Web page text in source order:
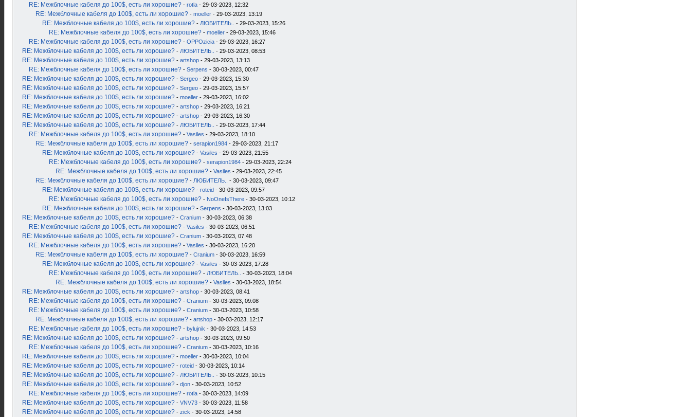
RE: Межблочные кабеля до 100$, есть ли хорошие? - rotla - 29-03-2023, 12:32
RE: Межблочные кабеля до 100$, есть ли хорошие? - moeller - 29-03-2023, 13:19
RE: Межблочные кабеля до 100$, есть ли хорошие? - ЛЮБИТЕЛЬ.. - 29-03-2023, 15:26
RE: Межблочные кабеля до 100$, есть ли хорошие? - moeller - 29-03-2023, 15:46
RE: Межблочные кабеля до 100$, есть ли хорошие? - OPPOzicia - 29-03-2023, 16:27
RE: Межблочные кабеля до 100$, есть ли хорошие? - ЛЮБИТЕЛЬ.. - 29-03-2023, 08:53
RE: Межблочные кабеля до 100$, есть ли хорошие? - artshop - 29-03-2023, 13:13
RE: Межблочные кабеля до 100$, есть ли хорошие? - Serpens - 30-03-2023, 00:47
RE: Межблочные кабеля до 100$, есть ли хорошие? - Sergeo - 29-03-2023, 15:30
RE: Межблочные кабеля до 100$, есть ли хорошие? - Sergeo - 29-03-2023, 15:57
RE: Межблочные кабеля до 100$, есть ли хорошие? - moeller - 29-03-2023, 16:02
RE: Межблочные кабеля до 100$, есть ли хорошие? - artshop - 29-03-2023, 16:21
RE: Межблочные кабеля до 100$, есть ли хорошие? - artshop - 29-03-2023, 16:30
RE: Межблочные кабеля до 100$, есть ли хорошие? - ЛЮБИТЕЛЬ.. - 29-03-2023, 17:44
RE: Межблочные кабеля до 100$, есть ли хорошие? - Vasiles - 29-03-2023, 18:10
RE: Межблочные кабеля до 100$, есть ли хорошие? - serapion1984 - 29-03-2023, 21:17
RE: Межблочные кабеля до 100$, есть ли хорошие? - Vasiles - 29-03-2023, 21:55
RE: Межблочные кабеля до 100$, есть ли хорошие? - serapion1984 - 29-03-2023, 22:24
RE: Межблочные кабеля до 100$, есть ли хорошие? - Vasiles - 29-03-2023, 22:45
RE: Межблочные кабеля до 100$, есть ли хорошие? - ЛЮБИТЕЛЬ.. - 30-03-2023, 09:47
RE: Межблочные кабеля до 100$, есть ли хорошие? - roteid - 30-03-2023, 09:57
RE: Межблочные кабеля до 100$, есть ли хорошие? - NoOneIsThere - 30-03-2023, 10:12
RE: Межблочные кабеля до 100$, есть ли хорошие? - Serpens - 30-03-2023, 13:03
RE: Межблочные кабеля до 100$, есть ли хорошие? - Cranium - 30-03-2023, 06:38
RE: Межблочные кабеля до 100$, есть ли хорошие? - Vasiles - 30-03-2023, 06:51
RE: Межблочные кабеля до 100$, есть ли хорошие? - Cranium - 30-03-2023, 07:48
RE: Межблочные кабеля до 100$, есть ли хорошие? - Vasiles - 30-03-2023, 16:20
RE: Межблочные кабеля до 100$, есть ли хорошие? - Cranium - 30-03-2023, 16:59
RE: Межблочные кабеля до 100$, есть ли хорошие? - Vasiles - 30-03-2023, 17:28
RE: Межблочные кабеля до 100$, есть ли хорошие? - ЛЮБИТЕЛЬ.. - 30-03-2023, 18:04
RE: Межблочные кабеля до 100$, есть ли хорошие? - Vasiles - 30-03-2023, 18:54
RE: Межблочные кабеля до 100$, есть ли хорошие? - artshop - 30-03-2023, 08:41
RE: Межблочные кабеля до 100$, есть ли хорошие? - Cranium - 30-03-2023, 09:08
RE: Межблочные кабеля до 100$, есть ли хорошие? - Cranium - 30-03-2023, 10:58
RE: Межблочные кабеля до 100$, есть ли хорошие? - artshop - 30-03-2023, 12:17
RE: Межблочные кабеля до 100$, есть ли хорошие? - bylujnik - 30-03-2023, 14:53
RE: Межблочные кабеля до 100$, есть ли хорошие? - artshop - 30-03-2023, 09:50
RE: Межблочные кабеля до 100$, есть ли хорошие? - Cranium - 30-03-2023, 10:16
RE: Межблочные кабеля до 100$, есть ли хорошие? - moeller - 30-03-2023, 10:04
RE: Межблочные кабеля до 100$, есть ли хорошие? - roteid - 30-03-2023, 10:14
RE: Межблочные кабеля до 100$, есть ли хорошие? - ЛЮБИТЕЛЬ.. - 30-03-2023, 10:15
RE: Межблочные кабеля до 100$, есть ли хорошие? - djon - 30-03-2023, 10:52
RE: Межблочные кабеля до 100$, есть ли хорошие? - rotla - 30-03-2023, 14:09
RE: Межблочные кабеля до 100$, есть ли хорошие? - VNV73 - 30-03-2023, 11:58
RE: Межблочные кабеля до 100$, есть ли хорошие? - zick - 30-03-2023, 14:58